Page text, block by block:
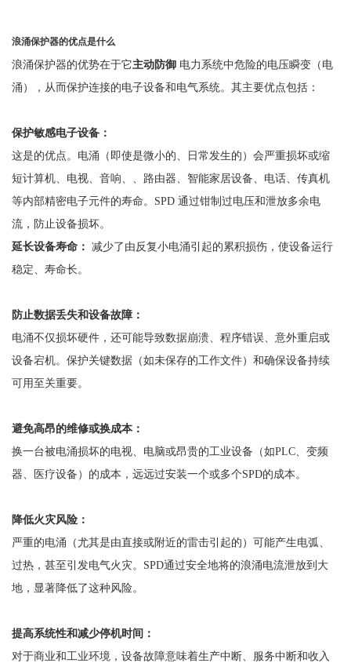
浪涌保护器的优点是什么
浪涌保护器的优势在于它主动防御 电力系统中危险的电压瞬变（电
涌），从而保护连接的电子设备和电气系统。其主要优点包括：
保护敏感电子设备：
这是的优点。电涌（即使是微小的、日常发生的）会严重损坏或缩
短计算机、电视、音响、、路由器、智能家居设备、电话、传真机
等内部精密电子元件的寿命。 SPD 通过钳制过电压和泄放多余电
流，防止设备损坏。
延长设备寿命： 减少了由反复小电涌引起的累积损伤，使设备运行
稳定、寿命长。
防止数据丢失和设备故障：
电涌不仅损坏硬件，还可能导致数据崩溃、程序错误、意外重启或
设备宕机。保护关键数据（如未保存的工作文件）和确保设备持续
可用至关重要。
避免高昂的维修或换成本：
换一台被电涌损坏的电视、电脑或昂贵的工业设备（如PLC、变频
器、医疗设备）的成本，远远过安装一个或多个SPD的成本。
降低火灾风险：
严重的电涌（尤其是由直接或附近的雷击引起的）可能产生电弧、
过热，甚至引发电气火灾。 SPD通过安全地将的浪涌电流泄放到大
地，显著降低了这种风险。
提高系统性和减少停机时间：
对于商业和工业环境，设备故障意味着生产中断、服务中断和收入